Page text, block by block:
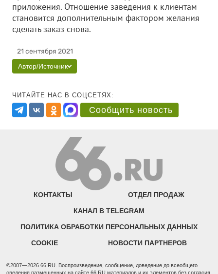
приложения. Отношение заведения к клиентам
становится дополнительным фактором желания
сделать заказ снова.
21 сентября 2021
Автор/Источник
ЧИТАЙТЕ НАС В СОЦСЕТЯХ:
Сообщить новость
КОНТАКТЫ ОТДЕЛ ПРОДАЖ
КАНАЛ В TELEGRAM
ПОЛИТИКА ОБРАБОТКИ ПЕРСОНАЛЬНЫХ ДАННЫХ
COOKIE НОВОСТИ ПАРТНЕРОВ
©2007—2026 66.RU. Воспроизведение, сообщение, доведение до всеобщего
сведения размещенных на сайте 66.RU материалов и их элементов без согласия